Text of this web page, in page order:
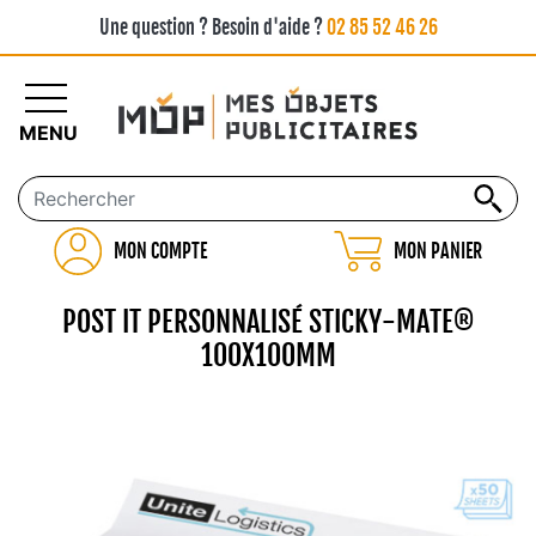
Une question ? Besoin d'aide ?02 85 52 46 26
MON COMPTE MON PANIER
MENU
POST IT PERSONNALISÉ STICKY-MATE®
100X100MM